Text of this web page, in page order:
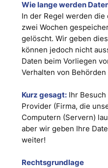
Wie lange werden
In der Regel werden
zwei Wochen
gelöscht. Wir geben
können jedoch nicht
Daten beim Vorliegen
Verhalten von
Kurz gesagt:Ihr Besuch
Provider (Firma, die
Computern (Servern)
aber wir geben Ihre
weiter!
Rechtsgrundlage